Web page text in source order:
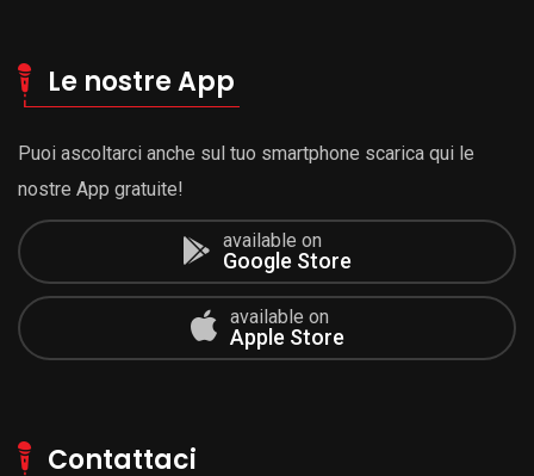
Le nostre App
Puoi ascoltarci anche sul tuo smartphone scarica qui le
nostre App gratuite!
available on
Google Store
available on
Apple Store
Contattaci